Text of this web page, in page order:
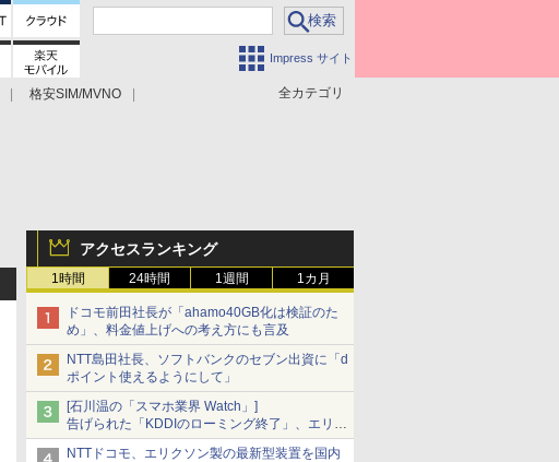
Impress サイト
全カテゴリ
格安SIM/MVNO
アクセスランキング
1時間 24時間 1週間 1カ月
ドコモ前田社長が「ahamo40GB化は検証のた
め」、料金値上げへの考え方にも言及
NTT島田社長、ソフトバンクのセブン出資に「d
ポイント使えるようにして」
[石川温の「スマホ業界 Watch」]
告げられた「KDDIのローミング終了」、エリア
マップの落とし穴と楽天モバイルの課題
NTTドコモ、エリクソン製の最新型装置を国内